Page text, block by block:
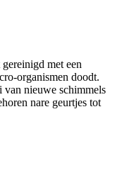
met een
organismen doodt.
van nieuwe schimmels
nare geurtjes tot